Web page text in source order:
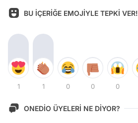
BU İÇERİĞE EMOJİYLE TEPKİ VER!
1 1 0 0 0
ONEDİO ÜYELERİ NE DİYOR?